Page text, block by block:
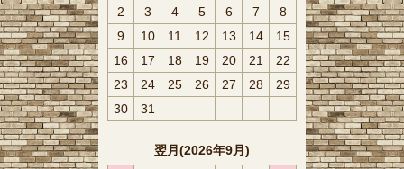
2
3 4 5 6 7
8
9
10 11 12 13 14
15
16
17 18 19 20 21
22
23
24 25 26 27 28
29
30
31
翌月(2026年9月)